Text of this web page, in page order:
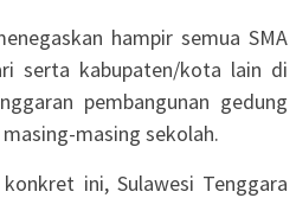
hampir semua SMA
serta kabupaten/kota lain di
pembangunan gedung
masing sekolah.
ini, Sulawesi Tenggara